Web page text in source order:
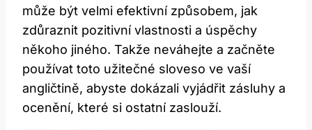
může být velmi efektivní způsobem, jak
zdůraznit pozitivní vlastnosti a úspěchy
někoho jiného. Takže neváhejte a začněte
používat toto užitečné sloveso ve vaší
angličtině, abyste dokázali vyjádřit zásluhy a
ocenění, které si ostatní zaslouží.